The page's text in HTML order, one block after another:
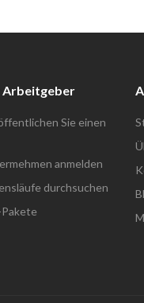
Arbeitgeber
Sie einen
anmelden
durchsuchen
Pakete